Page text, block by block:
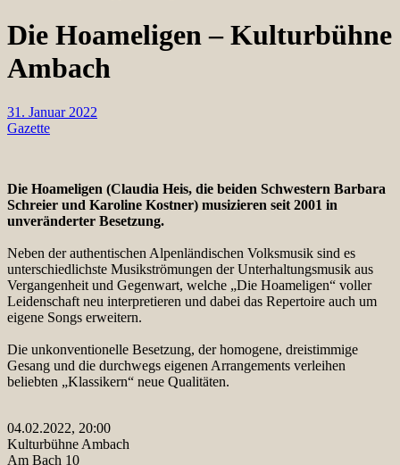
Die Hoameligen – Kulturbühne
Ambach
31. Januar 2022
Gazette
Die Hoameligen (Claudia Heis, die beiden Schwestern Barbara
Schreier und Karoline Kostner) musizieren seit 2001 in
unveränderter Besetzung.
Neben der authentischen Alpenländischen Volksmusik sind es
unterschiedlichste Musikströmungen der Unterhaltungsmusik aus
Vergangenheit und Gegenwart, welche „Die Hoameligen“ voller
Leidenschaft neu interpretieren und dabei das Repertoire auch um
eigene Songs erweitern.
Die unkonventionelle Besetzung, der homogene, dreistimmige
Gesang und die durchwegs eigenen Arrangements verleihen
beliebten „Klassikern“ neue Qualitäten.
04.02.2022, 20:00
Kulturbühne Ambach
Am Bach 10